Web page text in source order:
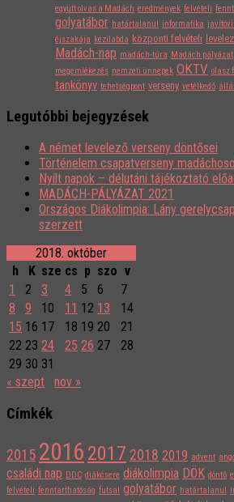
együtt olvas a Madách eredmények felvételi
golyatábor határtalanul informatika
éjszakája kézilabda központi felvételi
Madách-nap madách-túra Madách pályázat
megemlékezés nemzeti ünnepek OKTV olasz
tankönyv tehetségpont verseny vetélkedő
Legutóbbi bejegyzések
A német levelező verseny döntősei
Történelem csapatverseny
Nyílt napok – délutáni tájékoztató
MADÁCH-PÁLYÁZAT 2021
Országos Diákolimpia: Lány
szerzett
2018. október
h
K sze cs p szo v
1
2 3 4 5 6
7
8
9 10 11 12 13
14
15 16 17 18 19 20
21
22 23 24 25 26 27
28
29 30 31
« szept
nov »
Címkék
2015 2016 2017 2018 2019 advent
családi nap DDC diákcsere diákolimpia DÖK döntő
felvételi fenntarthatóság futsal golyatábor határtalanul